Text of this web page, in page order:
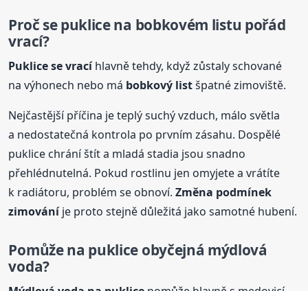
Proč se puklice na bobkovém listu pořád
vrací?
Puklice se vracíhlavně tehdy, když zůstaly schované
na výhonech nebo má bobkový listšpatné zimoviště.
Nejčastější příčina je teplý suchý vzduch, málo světla
a nedostatečná kontrola po prvním zásahu. Dospělé
puklice chrání štít a mladá stadia jsou snadno
přehlédnutelná. Pokud rostlinu jen omyjete a vrátíte
k radiátoru, problém se obnoví.Změna podmínek
zimováníje proto stejně důležitá jako samotné hubení.
Pomůže na puklice obyčejná mýdlová
voda?